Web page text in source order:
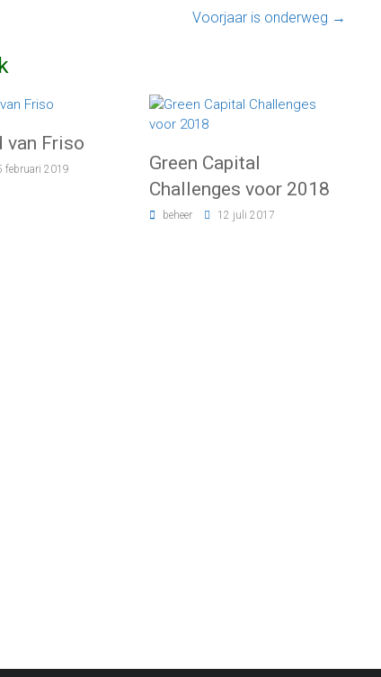
Voorjaar is onderweg →
van Friso
februari 2019
Green Capital
Challenges voor 2018
beheer 12 juli 2017